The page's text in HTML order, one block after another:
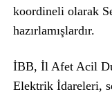
koordineli olarak
hazırlamışlardır.
İBB, İl Afet Acil
Elektrik İdareleri,